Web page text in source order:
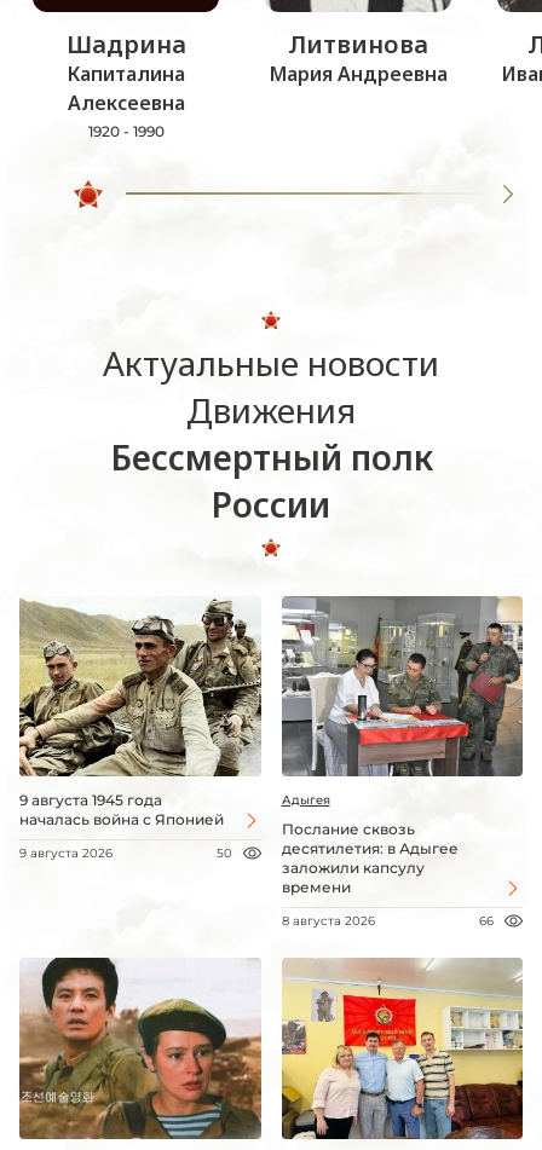
Шадрина
Капиталина
Алексеевна
1920 - 1990
Литвинова
Мария Андреевна
Актуальные новости
Движения
Бессмертный полк
России
9 августа 1945 года
началась война с Японией
9 августа 2026 50
Адыгея
Послание сквозь
десятилетия: в Адыгее
заложили капсулу
времени
8 августа 2026 66